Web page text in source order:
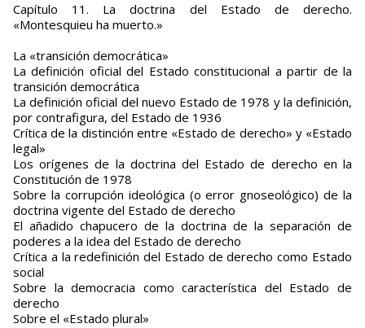
Capítulo 11. La doctrina del Estado de derecho.
«Montesquieu ha muerto.»
La «transición democrática»
La definición oficial del Estado constitucional a partir de la
transición democrática
La definición oficial del nuevo Estado de 1978 y la definición,
por contrafigura, del Estado de 1936
Crítica de la distinción entre «Estado de derecho» y «Estado
legal»
Los orígenes de la doctrina del Estado de derecho en la
Constitución de 1978
Sobre la corrupción ideológica (o error gnoseológico) de la
doctrina vigente del Estado de derecho
El añadido chapucero de la doctrina de la separación de
poderes a la idea del Estado de derecho
Crítica a la redefinición del Estado de derecho como Estado
social
Sobre la democracia como característica del Estado de
derecho
Sobre el «Estado plural»